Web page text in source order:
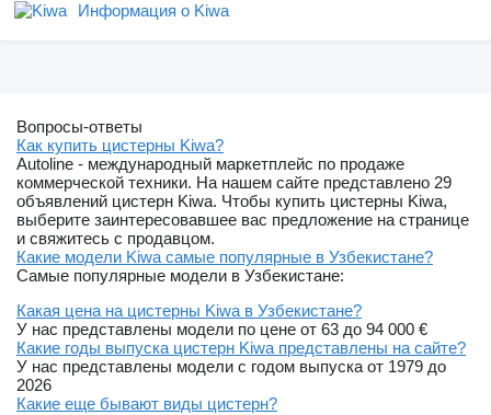
Информация о Kiwa
Вопросы-ответы
Как купить цистерны Kiwa?
Autoline - международный маркетплейс по продаже
коммерческой техники. На нашем сайте представлено 29
объявлений цистерн Kiwa. Чтобы купить цистерны Kiwa,
выберите заинтересовавшее вас предложение на странице
и свяжитесь с продавцом.
Какие модели Kiwa самые популярные в Узбекистане?
Самые популярные модели в Узбекистане:
Какая цена на цистерны Kiwa в Узбекистане?
У нас представлены модели по цене от 63 до 94 000 €
Какие годы выпуска цистерн Kiwa представлены на сайте?
У нас представлены модели с годом выпуска от 1979 до
2026
Какие еще бывают виды цистерн?